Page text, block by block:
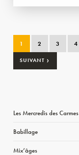
1 2 3 4
SUIVANT ›
Les Mercredis des Carmes
Babillage
Mix’âges